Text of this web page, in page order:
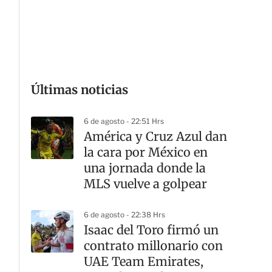
Últimas noticias
6 de agosto - 22:51 Hrs
América y Cruz Azul dan
la cara por México en
una jornada donde la
MLS vuelve a golpear
6 de agosto - 22:38 Hrs
Isaac del Toro firmó un
contrato millonario con
UAE Team Emirates,